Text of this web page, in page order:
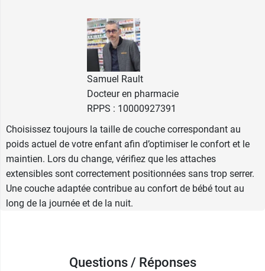
son siège avant la mise en place de la couche.
couches Harmonie Pampers pour bébé
disponibles en plusieurs tailles, en fonction du
poids de votre enfant et différents
conditionnements.
Conditionnement :
Taille 1 - Enfant de 2 à 5 kg : Sachet de
23 couches
Taille 2 - Enfant de 4 à 8 kg : Carton de 104
couches
Taille 3 - Enfant de 6 à 10 kg : Carton de
Taille 5 - Enfant de 11 à 16 kg : Carton de 70
Samuel Rault
Docteur en pharmacie
RPPS : 10000927391
Choisissez toujours la taille de couche correspondant au
poids actuel de votre enfant afin d’optimiser le confort et le
maintien. Lors du change, vérifiez que les attaches
extensibles sont correctement positionnées sans trop serrer.
Une couche adaptée contribue au confort de bébé tout au
long de la journée et de la nuit.
Questions / Réponses